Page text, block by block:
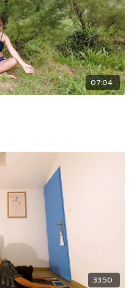
07:04
33:50